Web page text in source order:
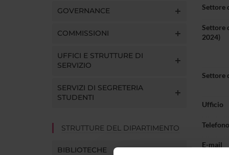
GOVERNANCE
COMMISSIONI
UFFICI E STRUTTURE DI
SERVIZIO
SERVIZI DI SEGRETERIA
STUDENTI
STRUTTURE DEL DIPARTIMENTO
BIBLIOTECHE
Settore
Settore
2024)
Settore
Ufficio
Telefono
E-mail